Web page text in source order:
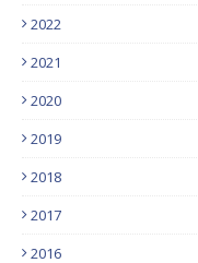
2022
2021
2020
2019
2018
2017
2016